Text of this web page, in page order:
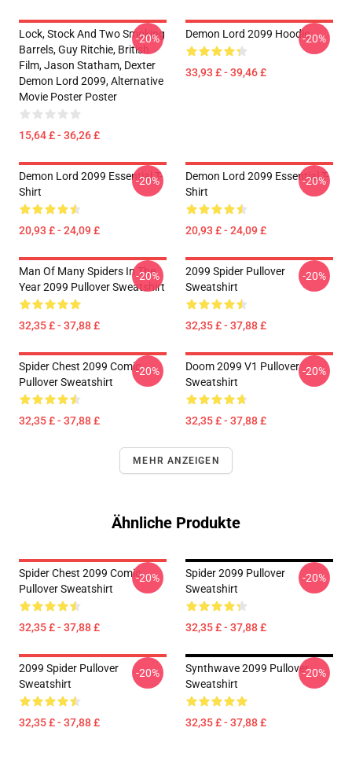
Lock, Stock And Two Smoking
Barrels, Guy Ritchie, British
Film, Jason Statham, Dexter
Demon Lord 2099, Alternative
Movie Poster Poster
15,64 £ - 36,26 £
-20% Demon Lord 2099 Hoodie
33,93 £ - 39,46 £
-20%
Demon Lord 2099 Essential T-
Shirt
20,93 £ - 24,09 £
-20%
Demon Lord 2099 Essential T-
Shirt
20,93 £ - 24,09 £
-20%
Man Of Many Spiders In The
Year 2099 Pullover Sweatshirt
32,35 £ - 37,88 £
-20%
2099 Spider Pullover
Sweatshirt
32,35 £ - 37,88 £
-20%
Spider Chest 2099 Comic
Pullover Sweatshirt
32,35 £ - 37,88 £
-20%
Doom 2099 V1 Pullover
Sweatshirt
32,35 £ - 37,88 £
-20%
MEHR ANZEIGEN
Ähnliche Produkte
Spider Chest 2099 Comic
Pullover Sweatshirt
32,35 £ - 37,88 £
-20%
Spider 2099 Pullover
Sweatshirt
32,35 £ - 37,88 £
-20%
2099 Spider Pullover
Sweatshirt
32,35 £ - 37,88 £
-20%
Synthwave 2099 Pullover
Sweatshirt
32,35 £ - 37,88 £
-20%